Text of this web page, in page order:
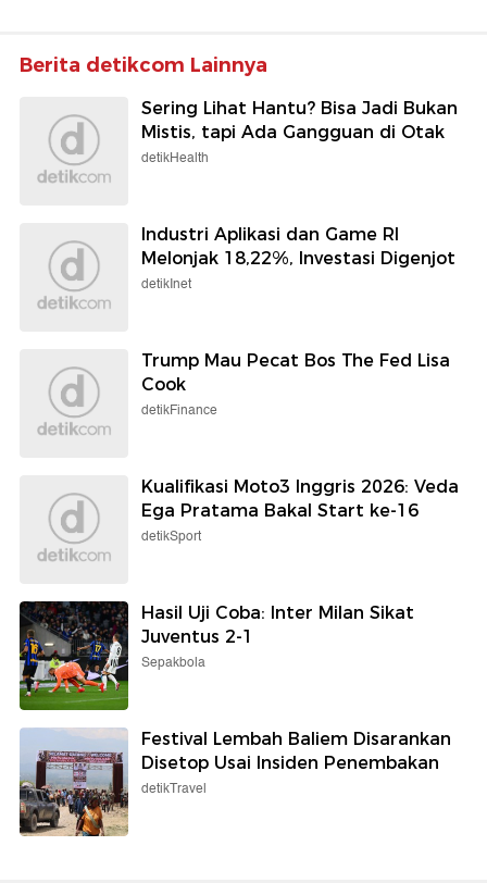
Berita detikcom Lainnya
Sering Lihat Hantu? Bisa Jadi Bukan
Mistis, tapi Ada Gangguan di Otak
detikHealth
Industri Aplikasi dan Game RI
Melonjak 18,22%, Investasi Digenjot
detikInet
Trump Mau Pecat Bos The Fed Lisa
Cook
detikFinance
Kualifikasi Moto3 Inggris 2026: Veda
Ega Pratama Bakal Start ke-16
detikSport
Hasil Uji Coba: Inter Milan Sikat
Juventus 2-1
Sepakbola
Festival Lembah Baliem Disarankan
Disetop Usai Insiden Penembakan
detikTravel